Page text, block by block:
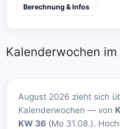
Berechnung & Infos
Kalenderwochen
August 2026 zieht sich
Kalenderwochen — von
KW 36 (Mo 31.08.).